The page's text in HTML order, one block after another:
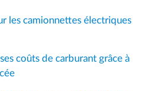
les camionnettes électriques
coûts de carburant grâce à